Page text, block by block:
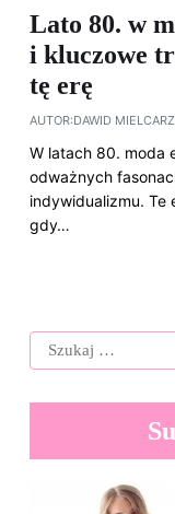
Lato 80. w
i kluczowe
tę erę
AUTOR:DAWID MIELCARZ
W latach 80. moda
odważnych
indywidualizmu. Te
gdy…